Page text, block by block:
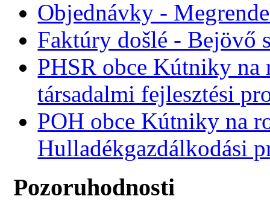
Objednávky -
Faktúry došlé - Bejövő
PHSR obce Kútniky na
társadalmi fejlesztési
POH obce Kútniky na
Hulladékgazdálkodási
Pozoruhodnosti